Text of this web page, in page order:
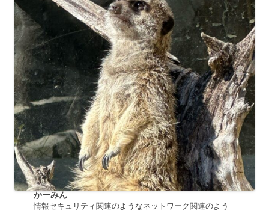
かーみん
情報セキュリティ関連のようなネットワーク関連のよう